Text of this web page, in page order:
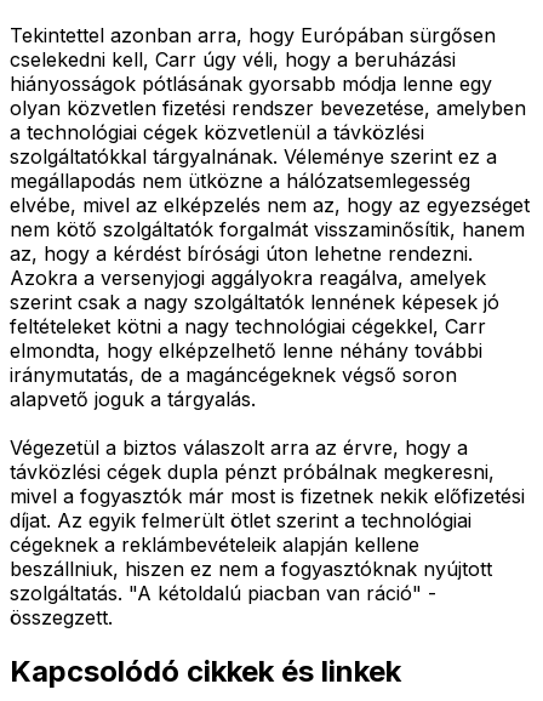
Tekintettel azonban arra, hogy Európában sürgősen
cselekedni kell, Carr úgy véli, hogy a beruházási
hiányosságok pótlásának gyorsabb módja lenne egy
olyan közvetlen fizetési rendszer bevezetése, amelyben
a technológiai cégek közvetlenül a távközlési
szolgáltatókkal tárgyalnának. Véleménye szerint ez a
megállapodás nem ütközne a hálózatsemlegesség
elvébe, mivel az elképzelés nem az, hogy az egyezséget
nem kötő szolgáltatók forgalmát visszaminősítik, hanem
az, hogy a kérdést bírósági úton lehetne rendezni.
Azokra a versenyjogi aggályokra reagálva, amelyek
szerint csak a nagy szolgáltatók lennének képesek jó
feltételeket kötni a nagy technológiai cégekkel, Carr
elmondta, hogy elképzelhető lenne néhány további
iránymutatás, de a magáncégeknek végső soron
alapvető joguk a tárgyalás.
Végezetül a biztos válaszolt arra az érvre, hogy a
távközlési cégek dupla pénzt próbálnak megkeresni,
mivel a fogyasztók már most is fizetnek nekik előfizetési
díjat. Az egyik felmerült ötlet szerint a technológiai
cégeknek a reklámbevételeik alapján kellene
beszállniuk, hiszen ez nem a fogyasztóknak nyújtott
szolgáltatás. "A kétoldalú piacban van ráció" -
összegzett.
Kapcsolódó cikkek és linkek